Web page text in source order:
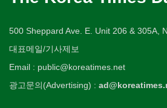
500 Sheppard Ave. E. Unit 206 & 305A,
대표메일/기사제보
Email : public@koreatimes.net
광고문의(Advertising) :